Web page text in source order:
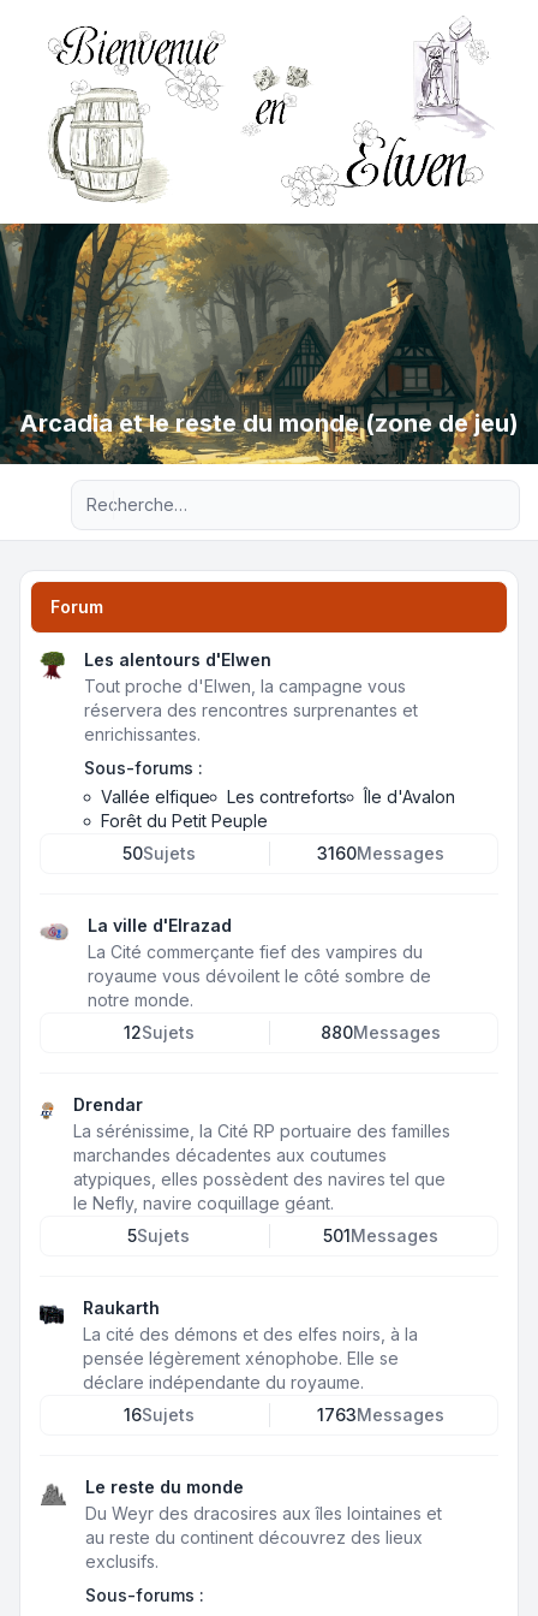
Arcadia et le reste du monde (zone de jeu)
Recherche avancée
Forum
Les alentours d'Elwen
Tout proche d'Elwen, la campagne vous
réservera des rencontres surprenantes et
enrichissantes.
Sous-forums :
Vallée elfique
Les contreforts
Île d'Avalon
Forêt du Petit Peuple
50Sujets 3160Messages
La ville d'Elrazad
La Cité commerçante fief des vampires du
royaume vous dévoilent le côté sombre de
notre monde.
12Sujets 880Messages
Drendar
La sérénissime, la Cité RP portuaire des familles
marchandes décadentes aux coutumes
atypiques, elles possèdent des navires tel que
le Nefly, navire coquillage géant.
5Sujets 501Messages
Raukarth
La cité des démons et des elfes noirs, à la
pensée légèrement xénophobe. Elle se
déclare indépendante du royaume.
16Sujets 1763Messages
Le reste du monde
Du Weyr des dracosires aux îles lointaines et
au reste du continent découvrez des lieux
exclusifs.
Sous-forums :